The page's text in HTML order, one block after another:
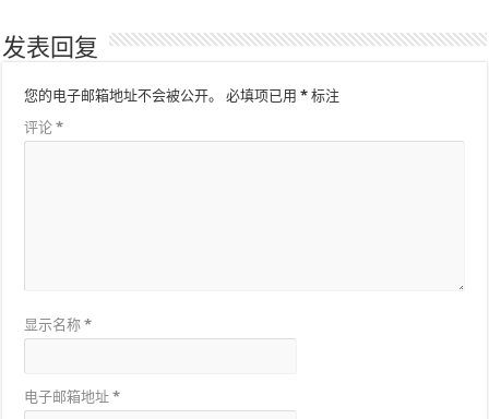
发表回复
您的电子邮箱地址不会被公开。 必填项已用* 标注
评论*
显示名称*
电子邮箱地址*